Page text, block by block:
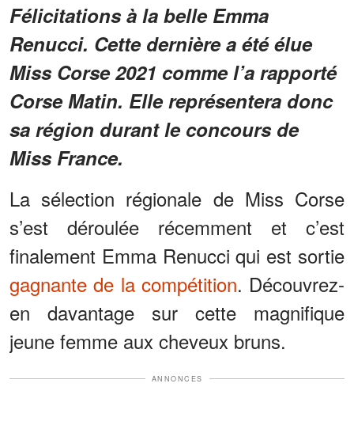
Félicitations à la belle Emma
Renucci. Cette dernière a été élue
Miss Corse 2021 comme l’a rapporté
Corse Matin. Elle représentera donc
sa région durant le concours de
Miss France.
La sélection régionale de Miss Corse
s’est déroulée récemment et c’est
finalement Emma Renucci qui est sortie
gagnante de la compétition. Découvrez-
en davantage sur cette magnifique
jeune femme aux cheveux bruns.
ANNONCES